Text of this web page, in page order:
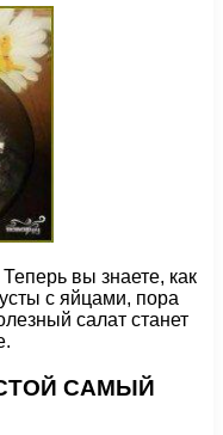
вы знаете, как
с яйцами, пора
салат станет
САМЫЙ